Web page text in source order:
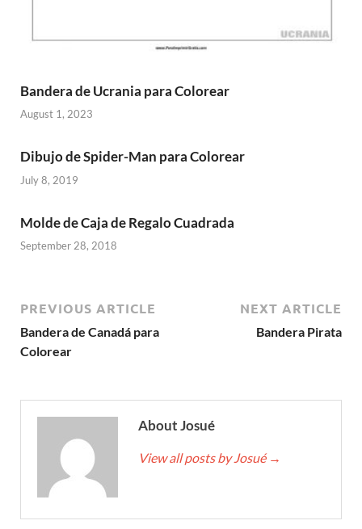
Bandera de Ucrania para Colorear
August 1, 2023
Dibujo de Spider-Man para Colorear
July 8, 2019
Molde de Caja de Regalo Cuadrada
September 28, 2018
PREVIOUS ARTICLE
Bandera de Canadá para
Colorear
NEXT ARTICLE
Bandera Pirata
About Josué
View all posts by Josué →